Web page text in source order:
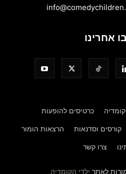
אחרינו
כרטיסים להופעות
קורסים וסדנאות הרצאות הומור
צרו קשר
לאתר ילדי הקומדיה